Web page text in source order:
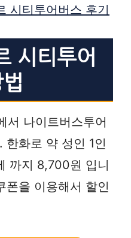
시티투어버스 후기
시티투어
서 나이트버스투어
한화로 약 성인 1인
까지 8,700원 입니
폰을 이용해서 할인